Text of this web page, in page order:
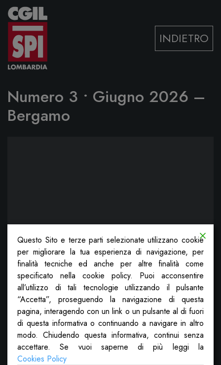
Vai al contenuto
INDIETRO
Numero 3 • Giugno 2026 –
Bergamo
Questo Sito e terze parti selezionate utilizzano cookie
per migliorare la tua esperienza di navigazione, per
finalità tecniche ed anche per altre finalità come
specificato nella cookie policy. Puoi acconsentire
all’utilizzo di tali tecnologie utilizzando il pulsante
“Accetta”, proseguendo la navigazione di questa
pagina, interagendo con un link o un pulsante al di fuori
di questa informativa o continuando a navigare in altro
modo. Chiudendo questa informativa, continui senza
accettare. Se vuoi saperne di più leggi la
Cookies Policy